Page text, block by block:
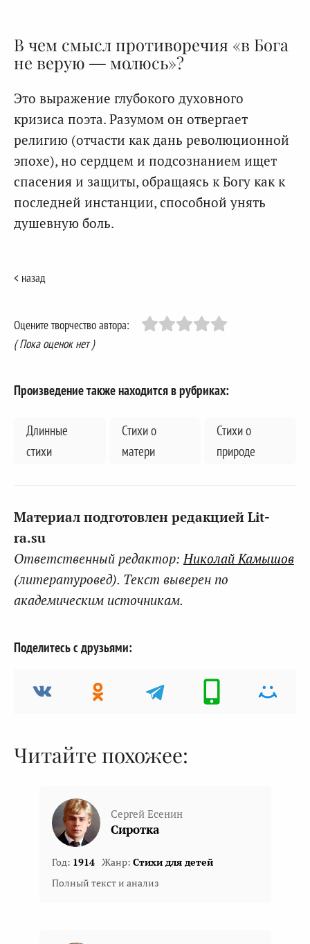
В чем смысл противоречия «в Бога
не верую — молюсь»?
Это выражение глубокого духовного
кризиса поэта. Разумом он отвергает
религию (отчасти как дань революционной
эпохе), но сердцем и подсознанием ищет
спасения и защиты, обращаясь к Богу как к
последней инстанции, способной унять
душевную боль.
< назад
Оцените творчество автора:
( Пока оценок нет )
Произведение также находится в рубриках:
Длинные
стихи
Стихи о
матери
Стихи о
природе
Материал подготовлен редакцией Lit-
ra.su
Ответственный редактор:Николай Камышов
(литературовед). Текст выверен по
академическим источникам.
Поделитесь с друзьями:
Читайте похожее:
Сергей Есенин
Сиротка
Год: 1914 Жанр: Стихи для детей
Полный текст и анализ